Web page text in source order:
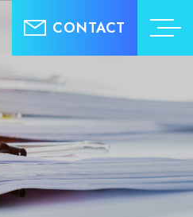
CONTACT